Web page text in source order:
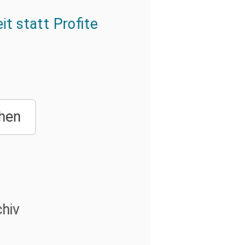
statt Profite